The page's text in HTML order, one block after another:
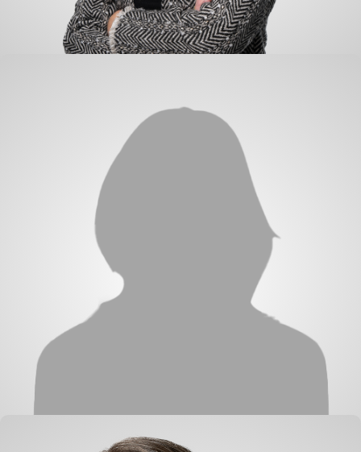
Geschäftsführung Sekretär